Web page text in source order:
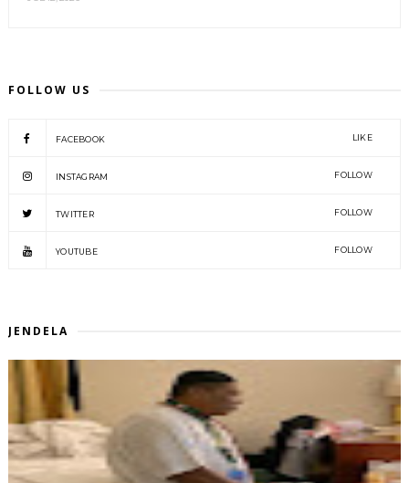
FOLLOW US
FACEBOOK LIKE
INSTAGRAM FOLLOW
TWITTER FOLLOW
YOUTUBE FOLLOW
JENDELA